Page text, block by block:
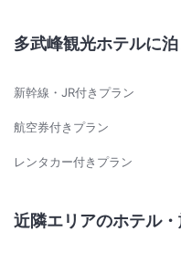
多武峰観光ホテルに
新幹線・JR付きプラン
航空券付きプラン
レンタカー付きプラン
近隣エリアのホテル